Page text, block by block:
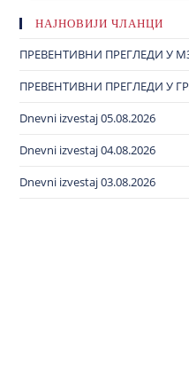
НАЈНОВИЈИ ЧЛАНЦИ
ПРЕВЕНТИВНИ ПРЕГЛЕДИ У
ПРЕВЕНТИВНИ ПРЕГЛЕДИ У
Dnevni izvestaj 05.08.2026
Dnevni izvestaj 04.08.2026
Dnevni izvestaj 03.08.2026